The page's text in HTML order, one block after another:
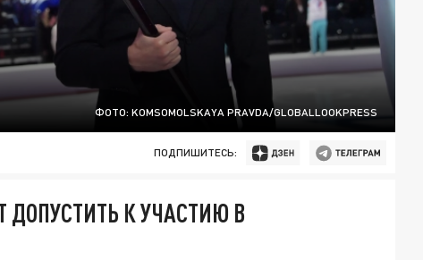
ФОТО: KOMSOMOLSKAYA PRAVDA/GLOBALLOOKPRESS
ПОДПИШИТЕСЬ:
ДОПУСТИТЬ К УЧАСТИЮ В